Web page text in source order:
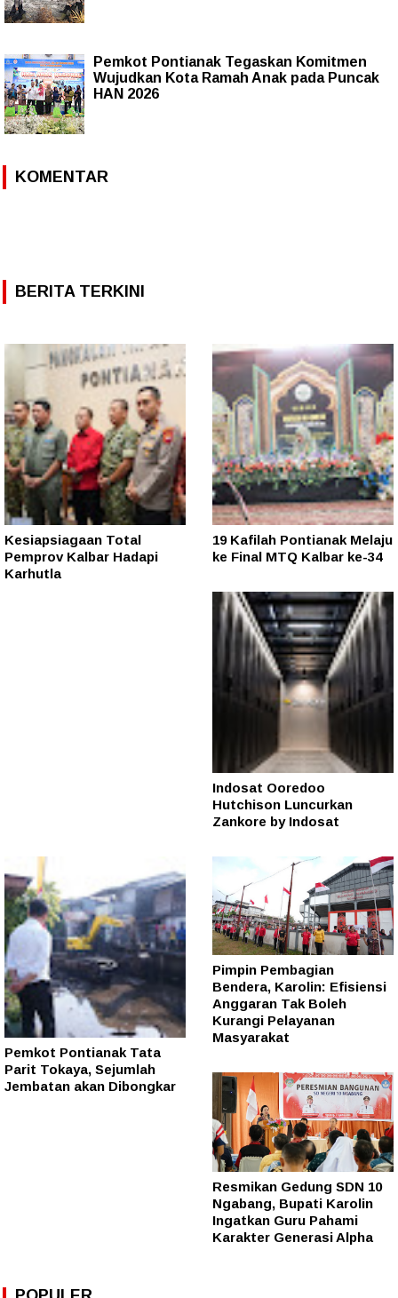
Pemkot Pontianak Tegaskan Komitmen
Wujudkan Kota Ramah Anak pada Puncak
HAN 2026
KOMENTAR
BERITA TERKINI
Kesiapsiagaan Total
Pemprov Kalbar Hadapi
Karhutla
19 Kafilah Pontianak Melaju
ke Final MTQ Kalbar ke-34
Indosat Ooredoo
Hutchison Luncurkan
Zankore by Indosat
Pemkot Pontianak Tata
Parit Tokaya, Sejumlah
Jembatan akan Dibongkar
Pimpin Pembagian
Bendera, Karolin: Efisiensi
Anggaran Tak Boleh
Kurangi Pelayanan
Masyarakat
Resmikan Gedung SDN 10
Ngabang, Bupati Karolin
Ingatkan Guru Pahami
Karakter Generasi Alpha